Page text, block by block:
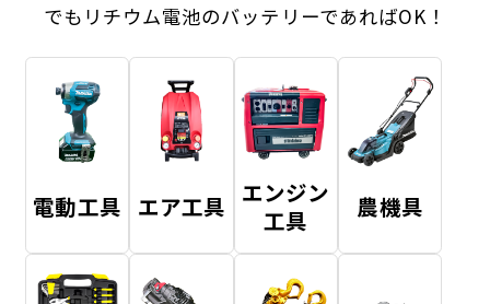
でもリチウム電池のバッテリーであればOK！
電動工具 エア工具 エンジン
工具
農機具